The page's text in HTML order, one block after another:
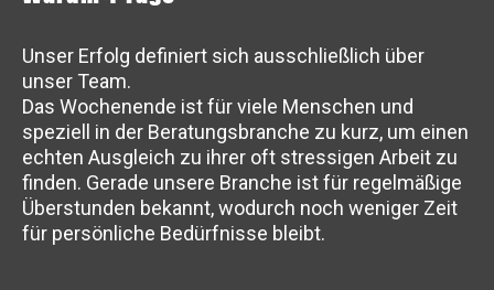
Unser Erfolg definiert sich ausschließlich über
unser Team.
Das Wochenende ist für viele Menschen und
speziell in der Beratungsbranche zu kurz, um einen
echten Ausgleich zu ihrer oft stressigen Arbeit zu
finden. Gerade unsere Branche ist für regelmäßige
Überstunden bekannt, wodurch noch weniger Zeit
für persönliche Bedürfnisse bleibt.